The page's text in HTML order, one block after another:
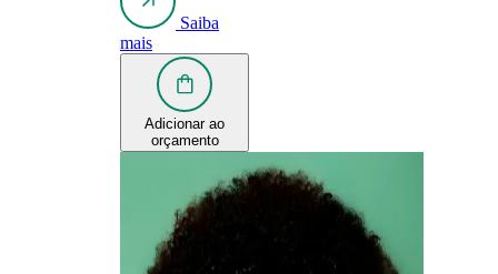
Saiba
mais
Adicionar ao
orçamento